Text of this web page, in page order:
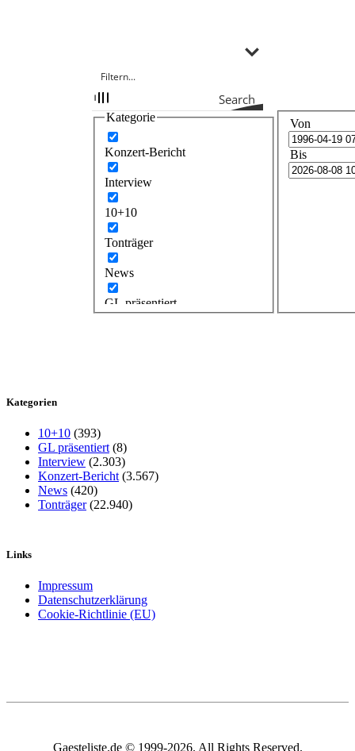
Search
Kategorie
Konzert-Bericht
Interview
10+10
Tonträger
News
GL präsentiert
Von
Bis
Kategorien
10+10 (393)
GL präsentiert (8)
Interview (2.303)
Konzert-Bericht (3.567)
News (420)
Tonträger(22.940)
Links
Impressum
Datenschutzerklärung
Cookie-Richtlinie (EU)
Gaesteliste.de © 1999-2026. All Rights Reserved.